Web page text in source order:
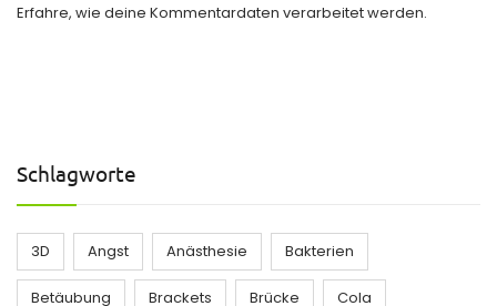
Erfahre, wie deine Kommentardaten verarbeitet werden.
Schlagworte
3D Angst Anästhesie Bakterien
Betäubung Brackets Brücke Cola